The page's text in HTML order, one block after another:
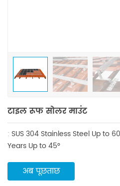
टाइल रूफ सोलर माउंट
: SUS 304 Stainless Steel Up to
Years Up to 45°
अब पूछताछ